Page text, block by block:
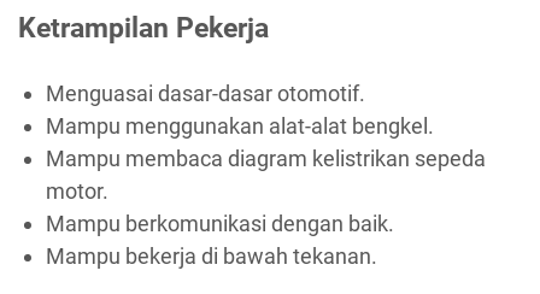
Ketrampilan Pekerja
Menguasai dasar-dasar otomotif.
Mampu menggunakan alat-alat bengkel.
Mampu membaca diagram kelistrikan sepeda
motor.
Mampu berkomunikasi dengan baik.
Mampu bekerja di bawah tekanan.